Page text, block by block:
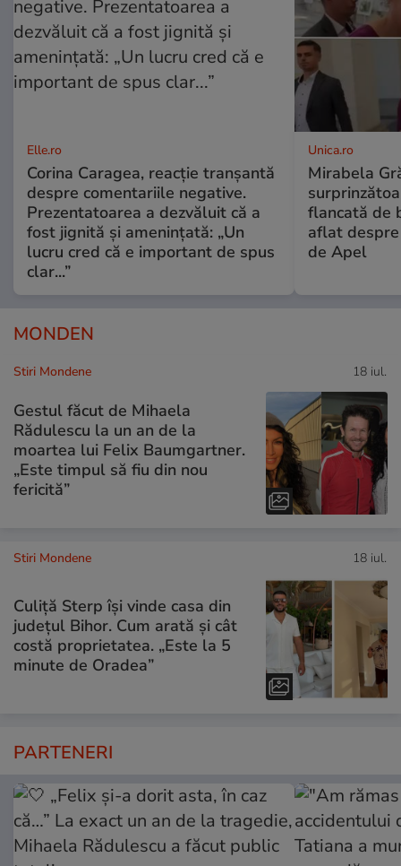
Elle.ro
Corina Caragea, reacție tranșantă
despre comentariile negative.
Prezentatoarea a dezvăluit că a
fost jignită și amenințată: „Un
lucru cred că e important de spus
clar...”
Unica.ro
Mirabela
flancată de
aflat
de Apel
MONDEN
Stiri Mondene 18 iul.
Gestul făcut de Mihaela
Rădulescu la un an de la
moartea lui Felix Baumgartner.
„Este timpul să fiu din nou
fericită”
Stiri Mondene 18 iul.
Culiță Sterp își vinde casa din
județul Bihor. Cum arată și cât
costă proprietatea. „Este la 5
minute de Oradea”
PARTENERI